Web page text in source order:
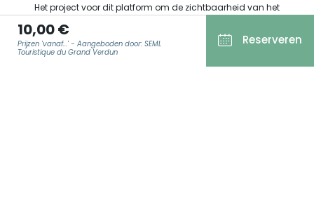
10,00 €
Prijzen 'vanaf...' - Aangeboden door: SEML
Touristique du Grand Verdun
Reserveren
Het project voor dit platform om de zichtbaarheid van het
toeristisch, sportief, cultureel en wijntoeristisch aanbod van de
Grand Est te verbeteren werd gefinancierd door de EFRO in het
kader van de respons van de Europese Unie op de COVID-19-